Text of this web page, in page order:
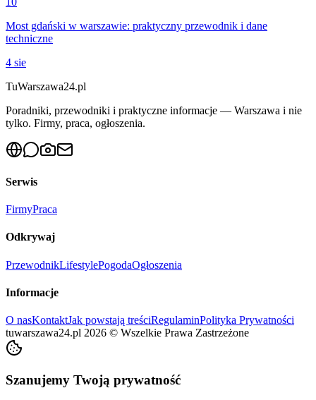
Most gdański w warszawie: praktyczny przewodnik i dane
techniczne
4 sie
TuWarszawa24.pl
Poradniki, przewodniki i praktyczne informacje — Warszawa i nie
tylko. Firmy, praca, ogłoszenia.
Serwis
FirmyPraca
Odkrywaj
PrzewodnikLifestylePogodaOgłoszenia
Informacje
O nasKontaktJak powstają treściRegulaminPolityka Prywatności
tuwarszawa24.pl 2026 © Wszelkie Prawa Zastrzeżone
Szanujemy Twoją prywatność